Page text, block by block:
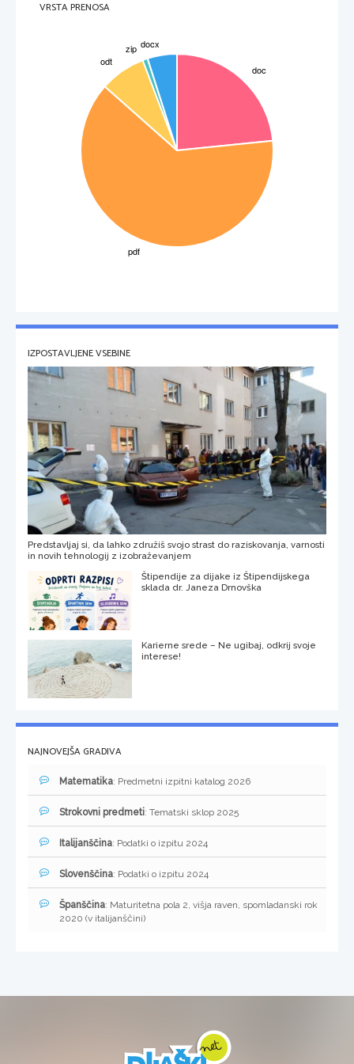
VRSTA PRENOSA
IZPOSTAVLJENE VSEBINE
Predstavljaj si, da lahko združiš svojo strast do raziskovanja, varnosti
in novih tehnologij z izobraževanjem
Štipendije za dijake iz Štipendijskega
sklada dr. Janeza Drnovška
Karierne srede – Ne ugibaj, odkrij svoje
interese!
NAJNOVEJŠA GRADIVA
Matematika: Predmetni izpitni katalog 2026
Strokovni predmeti: Tematski sklop 2025
Italijanščina: Podatki o izpitu 2024
Slovenščina: Podatki o izpitu 2024
Španščina: Maturitetna pola 2, višja raven, spomladanski rok
2020 (v italijanščini)